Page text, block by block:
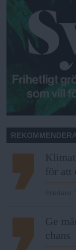
för att
Ge
chans